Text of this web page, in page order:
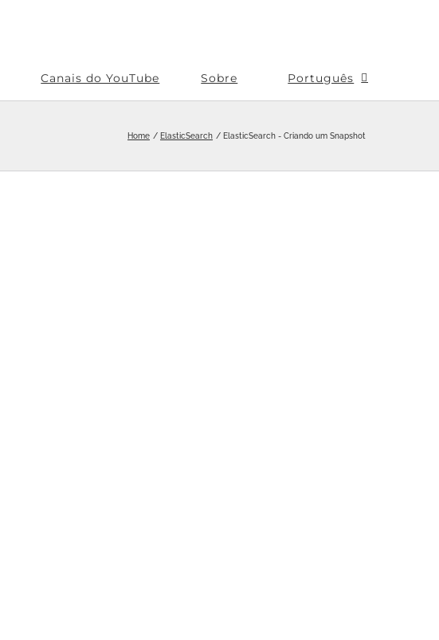
Canais do YouTube Sobre Português
Home ElasticSearch ElasticSearch - Criando um Snapshot